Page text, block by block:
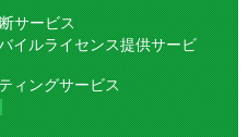
サービス
イルライセンス提供サービ
ィングサービス